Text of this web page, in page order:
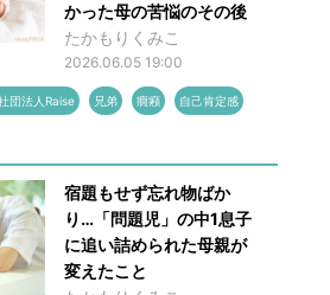
かった母の苦悩のその後
たかもりくみこ
2026.06.05 19:00
団法人Raise 兄弟 癇癪 自己肯定感
宿題もせず忘れ物ばか
り…「問題児」の中1息子
に追い詰められた母親が
変えたこと